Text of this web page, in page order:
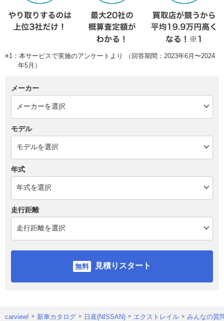
※1：本サービスで実施のアンケートより （回答期間：2023年6月〜2024
年5月）
メーカー
モデル
年式
走行距離
見積りスタート
carview! 新車カタログ 日産(NISSAN) エクストレイル みんなの質